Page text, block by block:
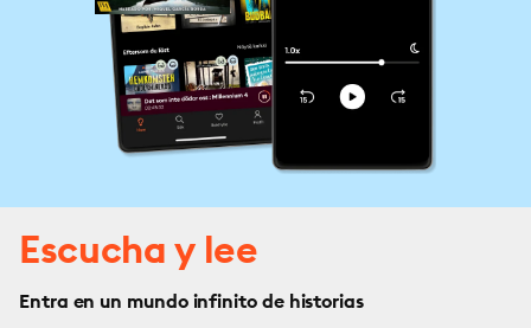
Escucha y lee
Entra en un mundo infinito de historias